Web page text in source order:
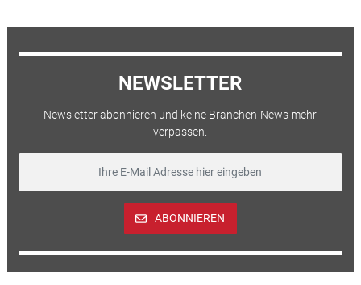
NEWSLETTER
Newsletter abonnieren und keine Branchen-News mehr
verpassen.
ABONNIEREN